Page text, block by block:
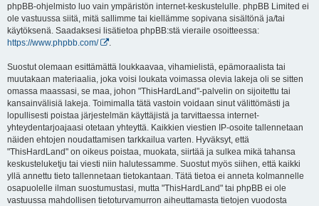
phpBB-ohjelmisto luo vain ympäristön internet-keskustelulle. phpBB Limited ei
ole vastuussa siitä, mitä sallimme tai kiellämme sopivana sisältönä ja/tai
käytöksenä. Saadaksesi lisätietoa phpBB:stä vieraile osoitteessa:
https://www.phpbb.com/
Suostut olemaan esittämättä loukkaavaa, vihamielistä, epämoraalista tai
muutakaan materiaalia, joka voisi loukata voimassa olevia lakeja oli se sitten
omassa maassasi, se maa, johon "ThisHardLand"-palvelin on sijoitettu tai
kansainvälisiä lakeja. Toimimalla tätä vastoin voidaan sinut välittömästi ja
lopullisesti poistaa järjestelmän käyttäjistä ja tarvittaessa internet-
yhteydentarjoajaasi otetaan yhteyttä. Kaikkien viestien IP-osoite tallennetaan
näiden ehtojen noudattamisen tarkkailua varten. Hyväksyt, että
"ThisHardLand" on oikeus poistaa, muokata, siirtää ja sulkea mikä tahansa
keskusteluketju tai viesti niin halutessamme. Suostut myös siihen, että kaikki
yllä annettu tieto tallennetaan tietokantaan. Tätä tietoa ei anneta kolmannelle
osapuolelle ilman suostumustasi, mutta "ThisHardLand" tai phpBB ei ole
vastuussa mahdollisen tietoturvamurron aiheuttamasta tietojen vuodosta